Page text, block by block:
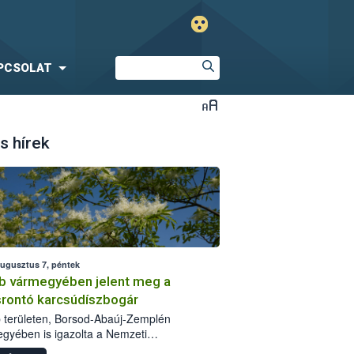
hírek
7, péntek
vármegyében jelent meg a
karcsúdíszbogár
területen, Borsod-Abaúj-Zemplén
is igazolta a Nemzeti
biztonsági Hivatal (Nébih) a